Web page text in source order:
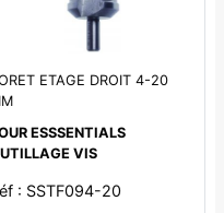
ETAGE DROIT 4-20
ESSSENTIALS
VIS
: SSTF094-20